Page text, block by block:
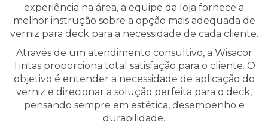
experiência na área, a equipe da loja fornece a
melhor instrução sobre a opção mais adequada de
verniz para deck para a necessidade de cada cliente.
Através de um atendimento consultivo, a Wisacor
Tintas proporciona total satisfação para o cliente. O
objetivo é entender a necessidade de aplicação do
verniz e direcionar a solução perfeita para o deck,
pensando sempre em estética, desempenho e
durabilidade.